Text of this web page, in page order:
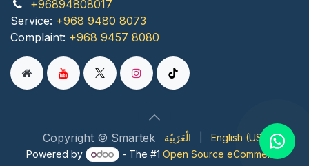
+96894808017
Service: +968 9480 8073
Complaint: +968 9457 8080
Copyright © Smartek الْعَرَبيّة
English (US)
Powered by
- The #1 Open Source eCommerce